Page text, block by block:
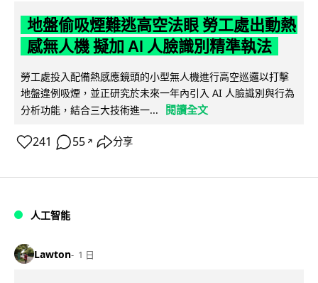
地盤偷吸煙難逃高空法眼 勞工處出動熱
感無人機 擬加 AI 人臉識別精準執法
勞工處投入配備熱感應鏡頭的小型無人機進行高空巡邏以打擊
地盤違例吸煙，並正研究於未來一年內引入 AI 人臉識別與行為
分析功能，結合三大技術進一...
閱讀全文
241 55 ↗ 分享
人工智能
Lawton 1 日